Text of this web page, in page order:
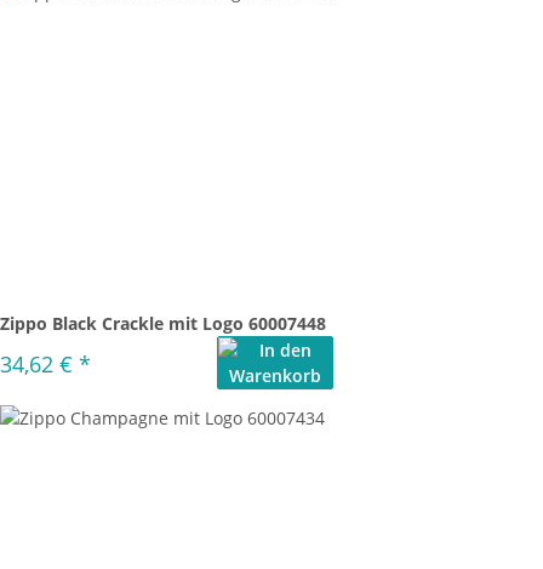
Zippo Black Crackle mit Logo 60007448
34,62 € *